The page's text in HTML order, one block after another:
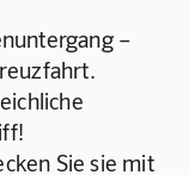
–
Sie sie mit